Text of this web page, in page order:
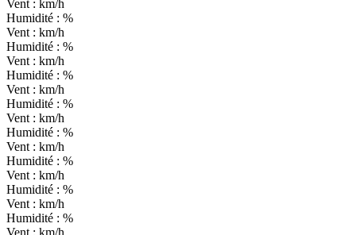
Vent : km/h
Humidité : %
Vent : km/h
Humidité : %
Vent : km/h
Humidité : %
Vent : km/h
Humidité : %
Vent : km/h
Humidité : %
Vent : km/h
Humidité : %
Vent : km/h
Humidité : %
Vent : km/h
Humidité : %
Vent : km/h